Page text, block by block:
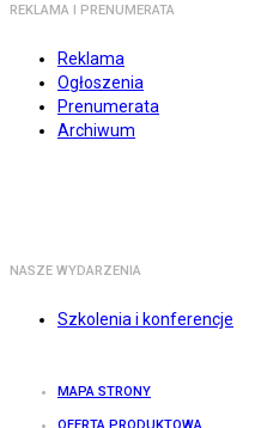
REKLAMA I PRENUMERATA
Reklama
Ogłoszenia
Prenumerata
Archiwum
NASZE WYDARZENIA
Szkolenia i konferencje
MAPA STRONY